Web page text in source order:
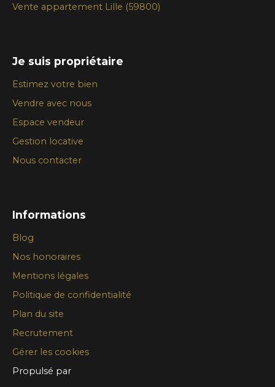
Vente appartement Lille (59800)
Je suis propriétaire
Estimez votre bien
Vendre avec nous
Espace vendeur
Gestion locative
Nous contacter
Informations
Blog
Nos honoraires
Mentions légales
Politique de confidentialité
Plan du site
Recrutement
Gérer les cookies
Propulsé par